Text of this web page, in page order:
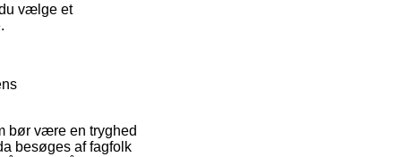
vælge et
bør være en tryghed
besøges af fagfolk